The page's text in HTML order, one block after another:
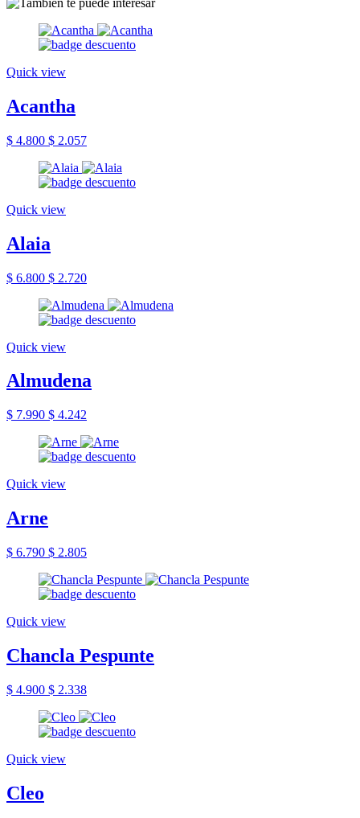
Quick view
Acantha
$ 4.800 $ 2.057
Quick view
Alaia
$ 6.800 $ 2.720
Quick view
Almudena
$ 7.990 $ 4.242
Quick view
Arne
$ 6.790 $ 2.805
Quick view
Chancla Pespunte
$ 4.900 $ 2.338
Quick view
Cleo